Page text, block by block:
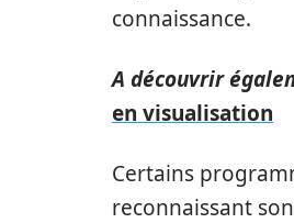
connaissance.
A découvrir
en visualisation
Certains
reconnaissant